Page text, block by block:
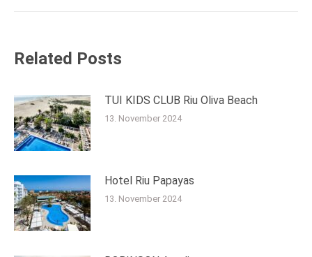
Related Posts
TUI KIDS CLUB Riu Oliva Beach
13. November 2024
Hotel Riu Papayas
13. November 2024